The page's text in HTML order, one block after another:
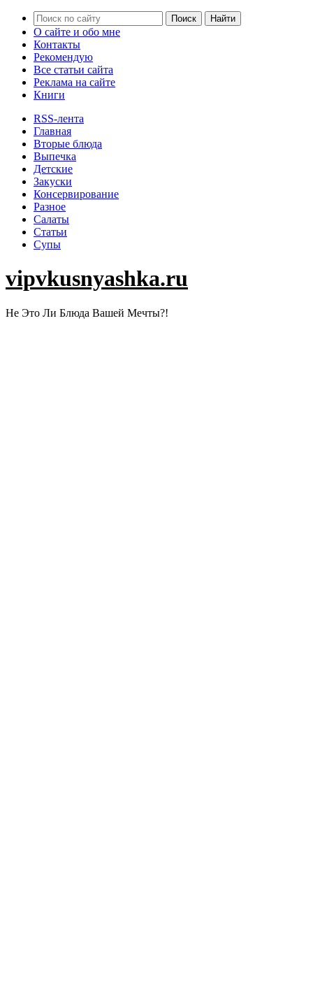
О сайте и обо мне
Контакты
Рекомендую
Все статьи сайта
Реклама на сайте
Книги
RSS-лента
Главная
Вторые блюда
Выпечка
Детские
Закуски
Консервирование
Разное
Салаты
Статьи
Супы
vipvkusnyashka.ru
Не Это Ли Блюда Вашей Мечты?!